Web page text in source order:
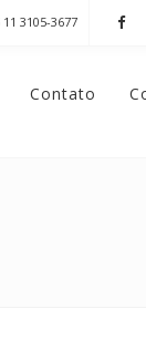
11 3105-3677
Contato